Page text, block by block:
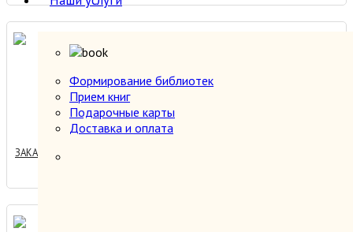
Формирование библиотек
Прием книг
Подарочные карты
Доставка и оплата
100.00 руб.
ЗАКАЗАТЬ